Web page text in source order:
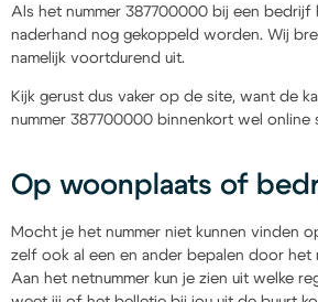
Als het nummer 387700000 bij een bedrijf
naderhand nog gekoppeld worden. Wij
namelijk voortdurend uit.
Kijk gerust dus vaker op de site, want de
nummer 387700000 binnenkort wel online
Op woonplaats of
Mocht je het nummer niet kunnen vinden
zelf ook al een en ander bepalen door het
Aan het netnummer kun je zien uit welke